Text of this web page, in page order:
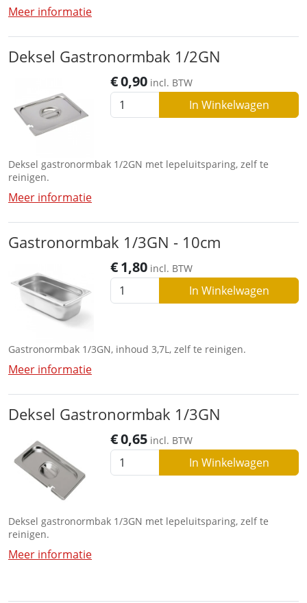
Meer informatie
Deksel Gastronormbak 1/2GN
€0,90 incl. BTW
In Winkelwagen
Deksel gastronormbak 1/2GN met lepeluitsparing, zelf te
reinigen.
Meer informatie
Gastronormbak 1/3GN - 10cm
€1,80 incl. BTW
In Winkelwagen
Gastronormbak 1/3GN, inhoud 3,7L, zelf te reinigen.
Meer informatie
Deksel Gastronormbak 1/3GN
€0,65 incl. BTW
In Winkelwagen
Deksel gastronormbak 1/3GN met lepeluitsparing, zelf te
reinigen.
Meer informatie